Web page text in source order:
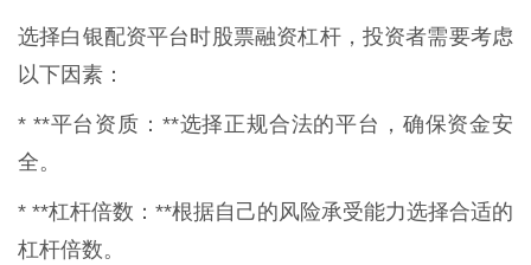
选择白银配资平台时股票融资杠杆，投资者需要考虑
以下因素：
* **平台资质：**选择正规合法的平台，确保资金安
全。
* **杠杆倍数：**根据自己的风险承受能力选择合适的
杠杆倍数。